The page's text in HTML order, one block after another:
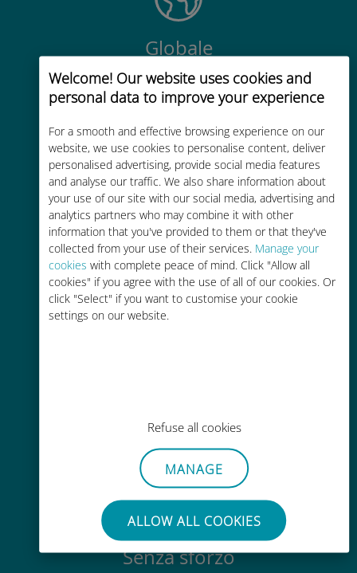
Welcome! Our website uses cookies and
personal data to improve your experience
For a smooth and effective browsing experience on our
website, we use cookies to personalise content, deliver
personalised advertising, provide social media features
and analyse our traffic. We also share information about
your use of our site with our social media, advertising and
analytics partners who may combine it with other
information that you've provided to them or that they've
collected from your use of their services. Manage your
cookies with complete peace of mind. Click "Allow all
cookies" if you agree with the use of all of our cookies. Or
click "Select" if you want to customise your cookie
settings on our website.
Refuse all cookies
MANAGE
ALLOW ALL COOKIES
Globale
Connettività cellulare di alta qualità
in tutto il mondo in oltre 200
Economico
Fino al 90% in meno rispetto alle
tariffe di roaming con il vostro
operatore attuale
Ovunque tramite l'app Ubigi, anche
senza Wi-Fi o dati residui
Senza sforzo